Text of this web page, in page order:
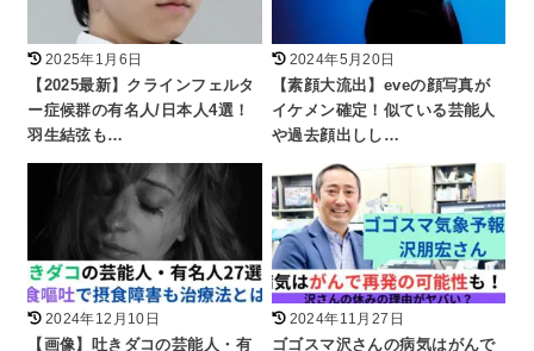
2025年1月6日
【2025最新】クラインフェルタ
ー症候群の有名人/日本人4選！
羽生結弦も…
2024年5月20日
【素顔大流出】eveの顔写真が
イケメン確定！似ている芸能人
や過去顔出しし…
2024年12月10日
【画像】吐きダコの芸能人・有
2024年11月27日
ゴゴスマ沢さんの病気はがんで